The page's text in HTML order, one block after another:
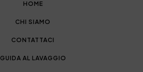
HOME
CHI SIAMO
CONTATTACI
GUIDA AL LAVAGGIO